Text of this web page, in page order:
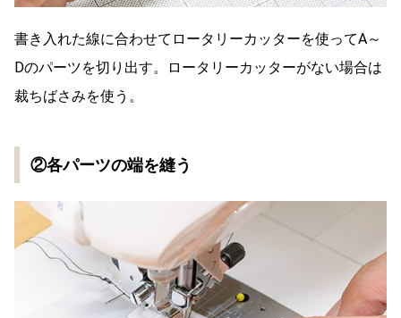
書き入れた線に合わせてロータリーカッターを使ってA～
Dのパーツを切り出す。ロータリーカッターがない場合は
裁ちばさみを使う。
②各パーツの端を縫う